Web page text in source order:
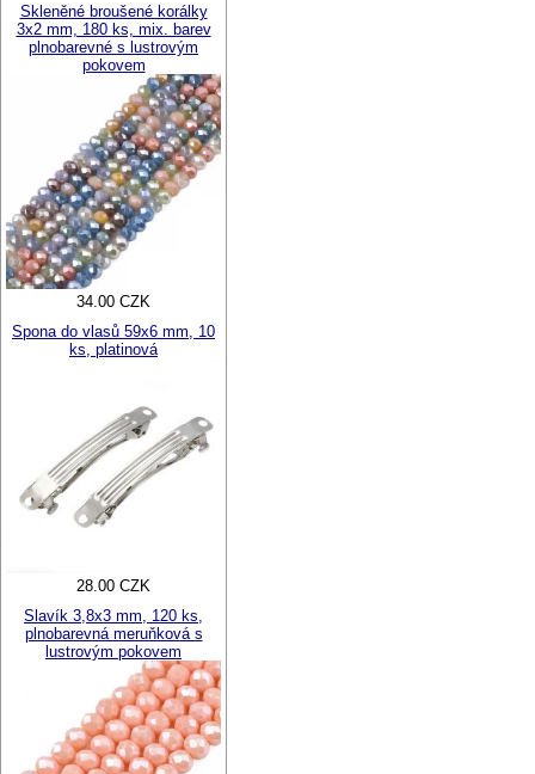
Skleněné broušené korálky
3x2 mm, 180 ks, mix. barev
plnobarevné s lustrovým
pokovem
34.00 CZK
Spona do vlasů 59x6 mm, 10
ks, platinová
28.00 CZK
Slavík 3,8x3 mm, 120 ks,
plnobarevná meruňková s
lustrovým pokovem